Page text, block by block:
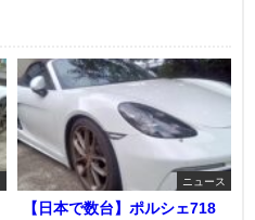
ニュース
【日本で数台】ポルシェ718